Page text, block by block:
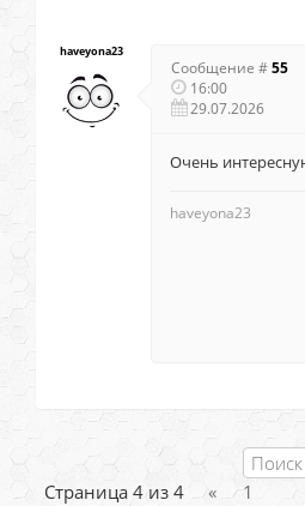
haveyona23
Сообщение #55
16:00
29.07.2026
Очень
haveyona23
Страница 4 из 4 «
1